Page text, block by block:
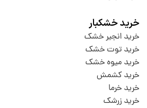
خرید خشکبار
خرید انجیر خشک
خرید توت خشک
خرید میوه خشک
خرید کشمش
خرید خرما
خرید زرشک